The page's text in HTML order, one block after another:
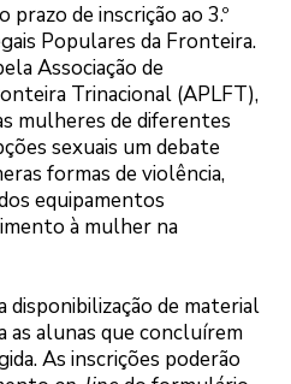
de inscrição ao 3.º
Populares da Fronteira.
Associação de
Trinacional (APLFT),
mulheres de diferentes
sexuais um debate
formas de violência,
equipamentos
à mulher na
de material
as alunas que concluírem
As inscrições poderão